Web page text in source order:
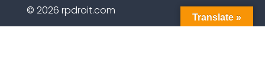
© 2026 rpdroit.com
Translate »